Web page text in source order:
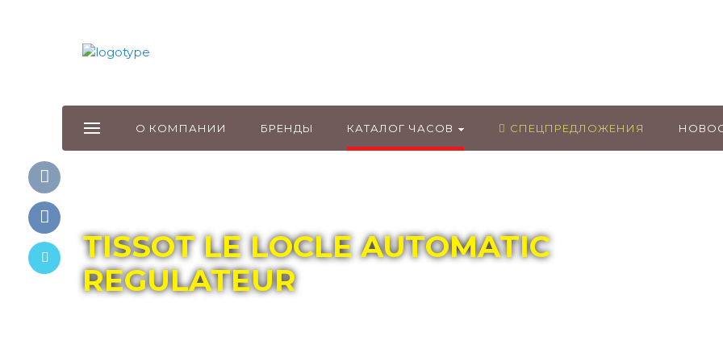
О КОМПАНИИ БРЕНДЫ КАТАЛОГ ЧАСОВ СПЕЦПРЕДЛОЖЕНИЯ
TISSOT LE LOCLE AUTOMATIC
REGULATEUR